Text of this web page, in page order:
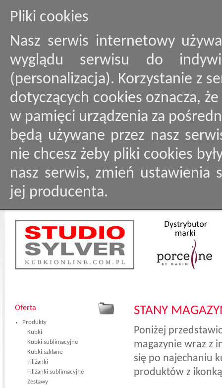
Pliki cookies
Nasz serwis internetowy
wyglądu serwisu do
(personalizacja). Korzystanie z
dotyczących cookies oznacza,
w pamięci urządzenia za
będą używane przez nasz
nie chcesz żeby pliki cookies
nasz serwis, zmień ustawienia
jej producenta.
Oferta
Produkty
Kubki
Kubki sublimacyjne
Kubki szklane
Filiżanki
Filiżanki sublimacyjne
Zestawy
STANY
Poniżej
magazynie wraz z
się po najechaniu
produktów z